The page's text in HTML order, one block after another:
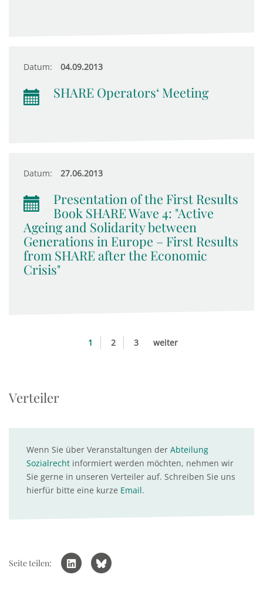
Datum: 04.09.2013
SHARE Operators‘ Meeting
Datum: 27.06.2013
Presentation of the First Results
Book SHARE Wave 4: "Active
Ageing and Solidarity between
Generations in Europe – First Results
from SHARE after the Economic
Crisis"
1 2 3 weiter
Verteiler
Wenn Sie über Veranstaltungen der Abteilung
Sozialrecht informiert werden möchten, nehmen wir
Sie gerne in unseren Verteiler auf. Schreiben Sie uns
hierfür bitte eine kurze Email.
Seite teilen: